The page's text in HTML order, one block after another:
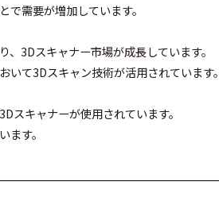
需要が増加しています。
3Dスキャナー市場が成長しています。
て3Dスキャン技術が活用されています。
スキャナーが使用されています。
す。